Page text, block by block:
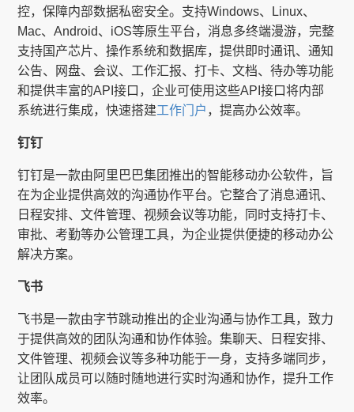
控，保障内部数据私密安全。支持Windows、Linux、
Mac、Android、iOS等原生平台，消息多终端漫游，完整
支持国产芯片、操作系统和数据库，提供即时通讯、通知
公告、网盘、会议、工作汇报、打卡、文档、待办等功能
和提供丰富的API接口，企业可使用这些API接口将内部
系统进行集成，快速搭建工作门户 ，提高办公效率。
钉钉
钉钉是一款由阿里巴巴集团推出的智能移动办公软件，旨
在为企业提供高效的沟通协作平台。它整合了消息通讯、
日程安排、文件管理、视频会议等功能，同时支持打卡、
审批、考勤等办公管理工具，为企业提供便捷的移动办公
解决方案。
飞书
飞书是一款由字节跳动推出的企业沟通与协作工具，致力
于提供高效的团队沟通和协作体验。集聊天、日程安排、
文件管理、视频会议等多种功能于一身，支持多端同步，
让团队成员可以随时随地进行实时沟通和协作，提升工作
效率。